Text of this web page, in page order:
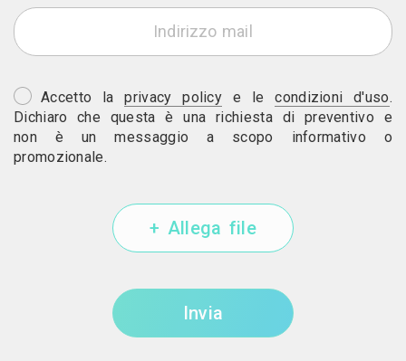
Accetto laprivacy policy e lecondizioni d'uso.
Dichiaro che questa è una richiesta di preventivo e
non è un messaggio a scopo informativo o
promozionale.
+ Allega file
Invia